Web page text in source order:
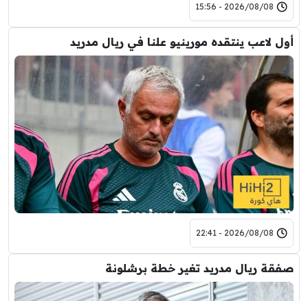
2026/08/08 - 15:56
أول لاعب ينتقده مورينيو علنا في ريال مدريد
2026/08/08 - 22:41
صفقة ريال مدريد تغير خطة برشلونة